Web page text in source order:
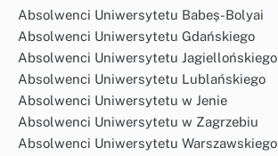
Absolwenci Uniwersytetu Babeș-Bolyai
Absolwenci Uniwersytetu Gdańskiego
Absolwenci Uniwersytetu Jagiellońskiego
Absolwenci Uniwersytetu Lublańskiego
Absolwenci Uniwersytetu w Jenie
Absolwenci Uniwersytetu w Zagrzebiu
Absolwenci Uniwersytetu Warszawskiego